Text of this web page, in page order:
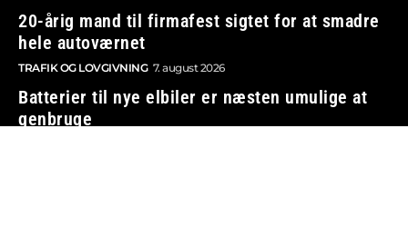
20-årig mand til firmafest sigtet for at smadre
hele autoværnet
TRAFIK OG LOVGIVNING 7. august 2026
Batterier til nye elbiler er næsten umulige at
genbruge